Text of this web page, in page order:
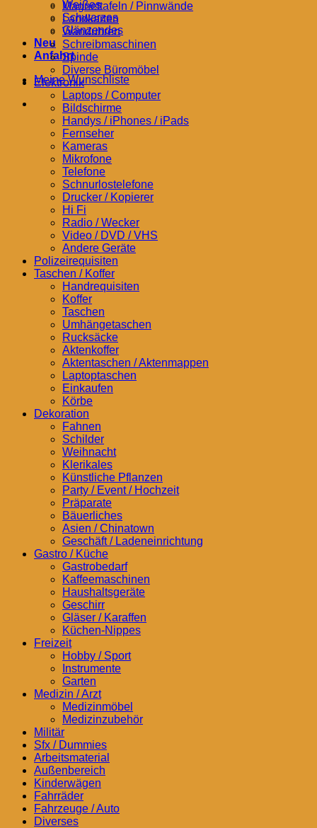
Weißes
Schwarzes
Glänzendes
Neu
Anfahrt
Meine Wunschliste
Magnettafeln / Pinnwände
Landkarten
Wanduhren
Schreibmaschinen
Spinde
Diverse Büromöbel
Elektronik
Laptops / Computer
Bildschirme
Handys / iPhones / iPads
Fernseher
Kameras
Mikrofone
Telefone
Schnurlostelefone
Drucker / Kopierer
Hi Fi
Radio / Wecker
Video / DVD / VHS
Andere Geräte
Polizeirequisiten
Taschen / Koffer
Handrequisiten
Koffer
Taschen
Umhängetaschen
Rucksäcke
Aktenkoffer
Aktentaschen / Aktenmappen
Laptoptaschen
Einkaufen
Körbe
Dekoration
Fahnen
Schilder
Weihnacht
Klerikales
Künstliche Pflanzen
Party / Event / Hochzeit
Präparate
Bäuerliches
Asien / Chinatown
Geschäft / Ladeneinrichtung
Gastro / Küche
Gastrobedarf
Kaffeemaschinen
Haushaltsgeräte
Geschirr
Gläser / Karaffen
Küchen-Nippes
Freizeit
Hobby / Sport
Instrumente
Garten
Medizin / Arzt
Medizinmöbel
Medizinzubehör
Militär
Sfx / Dummies
Arbeitsmaterial
Außenbereich
Kinderwägen
Fahrräder
Fahrzeuge / Auto
Diverses